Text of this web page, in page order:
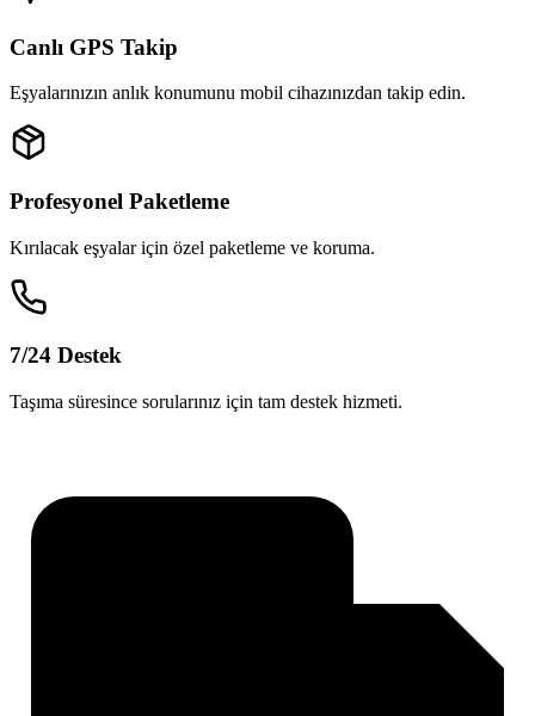
Canlı GPS Takip
Eşyalarınızın anlık konumunu mobil cihazınızdan takip edin.
Profesyonel Paketleme
Kırılacak eşyalar için özel paketleme ve koruma.
7/24 Destek
Taşıma süresince sorularınız için tam destek hizmeti.